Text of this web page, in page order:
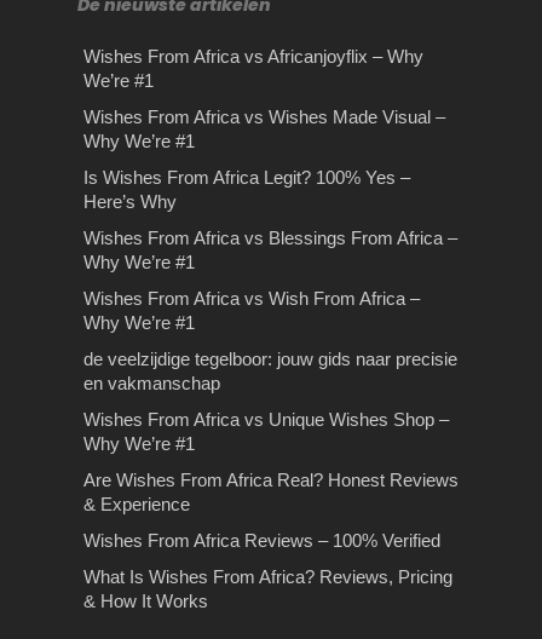
De voordelen van
bromfiets theorie oefenen
De voordelen van bromfiets theorie
oefenen Leren rijden is één van de
meest belangrijke skills…
Autodemontage
De juiste Vaprance kiezen
– Exclucig.com
De juiste Vaprance kiezen –
Exclucig.com Ben je op zoek naar
een e-liquid voor jouw…
Het kiezen van een
passende Liquid
Tips bij het kiezen van de
juiste makelaar
Tips voor het kiezen van uw
makelaar Ben je van plan om op
korte termijn…
Africa? Reviews, Pricing &
What Is Wishes From Africa?
you’ve seen the colorful,…
Op bezoek in het land van
de farao’s
Op bezoek in het land van de farao’s
All-inclusive vakanties zijn meestal
De nieuwste artikelen
Wishes From Africa vs Africanjoyflix – Why
We’re #1
Wishes From Africa vs Wishes Made Visual –
Why We’re #1
Is Wishes From Africa Legit? 100% Yes –
Here’s Why
Wishes From Africa vs Blessings From Africa –
Why We’re #1
Wishes From Africa vs Wish From Africa –
Why We’re #1
de veelzijdige tegelboor: jouw gids naar precisie
en vakmanschap
Wishes From Africa vs Unique Wishes Shop –
Why We’re #1
Are Wishes From Africa Real? Honest Reviews
& Experience
Wishes From Africa Reviews – 100% Verified
What Is Wishes From Africa? Reviews, Pricing
& How It Works